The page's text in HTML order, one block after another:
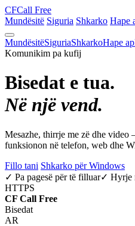
CFCall Free
Mundësitë Siguria Shkarko Hape
MundësitëSiguriaShkarkoHape
Komunikim pa kufij
Bisedat e tua.
Në një vend.
Mesazhe, thirrje me zë dhe video
funksionon në telefon, web dhe
Fillo tani Shkarko për Windows
✓ Pa pagesë për të filluar✓ Hyrje
HTTPS
CF Call Free
Bisedat
AR